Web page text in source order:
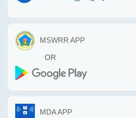
MSWRR APP
OR
MDA APP